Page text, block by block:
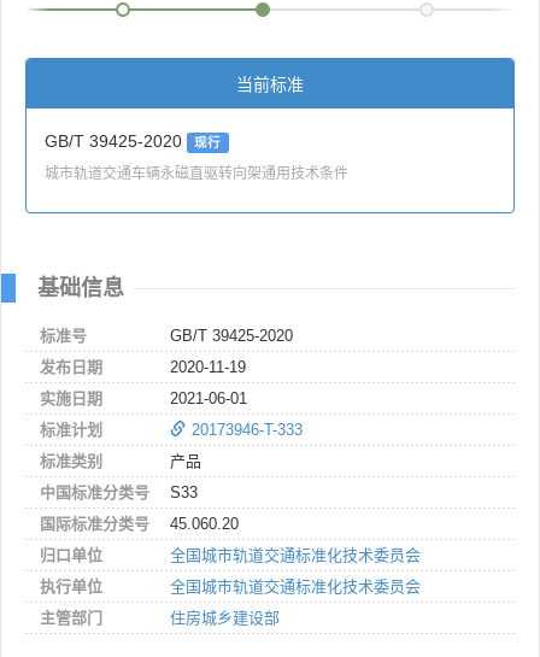
当前标准
GB/T 39425-2020 现行
城市轨道交通车辆永磁直驱转向架通用技术条件
基础信息
标准号
GB/T 39425-2020
发布日期
2020-11-19
实施日期
2021-06-01
标准计划
20173946-T-333
标准类别
产品
中国标准分类号
S33
国际标准分类号
45.060.20
归口单位
全国城市轨道交通标准化技术委员会
执行单位
全国城市轨道交通标准化技术委员会
主管部门
住房城乡建设部